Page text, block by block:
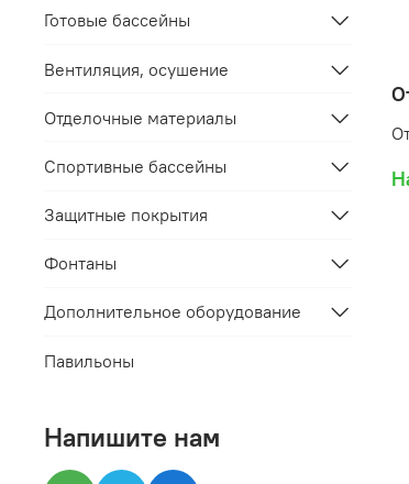
Готовые бассейны
Вентиляция, осушение
Отделочные материалы
Спортивные бассейны
Защитные покрытия
Фонтаны
Дополнительное оборудование
Павильоны
Напишите нам